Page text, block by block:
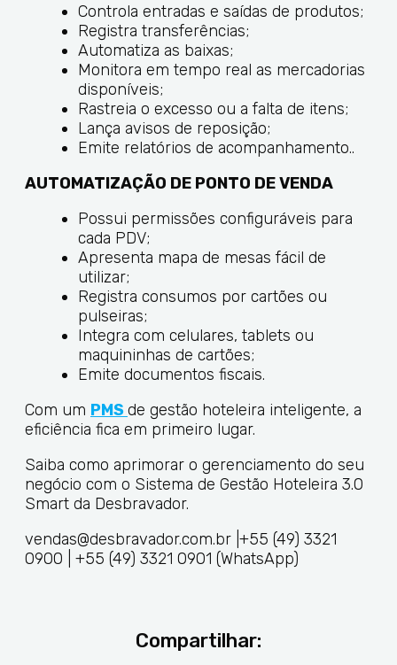
Controla entradas e saídas de produtos;
Registra transferências;
Automatiza as baixas;
Monitora em tempo real as mercadorias
disponíveis;
Rastreia o excesso ou a falta de itens;
Lança avisos de reposição;
Emite relatórios de acompanhamento..
AUTOMATIZAÇÃO DE PONTO DE VENDA
Possui permissões configuráveis para
cada PDV;
Apresenta mapa de mesas fácil de
utilizar;
Registra consumos por cartões ou
pulseiras;
Integra com celulares, tablets ou
maquininhas de cartões;
Emite documentos fiscais.
Com um PMSde gestão hoteleira inteligente, a
eficiência fica em primeiro lugar.
Saiba como aprimorar o gerenciamento do seu
negócio com o Sistema de Gestão Hoteleira 3.0
Smart da Desbravador.
vendas@desbravador.com.br |+55 (49) 3321
0900 | +55 (49) 3321 0901 (WhatsApp)
Compartilhar: